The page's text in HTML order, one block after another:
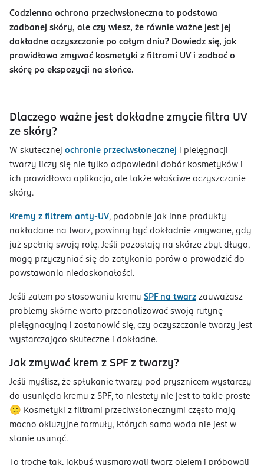
Codzienna ochrona przeciwsłoneczna to podstawa
zadbanej skóry, ale czy wiesz, że równie ważne jest jej
dokładne oczyszczanie po całym dniu? Dowiedz się, jak
prawidłowo zmywać kosmetyki z filtrami UV i zadbać o
skórę po ekspozycji na słońce.
Dlaczego ważne jest dokładne zmycie filtra UV
ze skóry?
W skutecznej ochronie przeciwsłonecznej i pielęgnacji
twarzy liczy się nie tylko odpowiedni dobór kosmetyków i
ich prawidłowa aplikacja, ale także właściwe oczyszczanie
skóry.
Kremy z filtrem anty-UV, podobnie jak inne produkty
nakładane na twarz, powinny być dokładnie zmywane, gdy
już spełnią swoją rolę. Jeśli pozostają na skórze zbyt długo,
mogą przyczyniać się do zatykania porów o prowadzić do
powstawania niedoskonałości.
Jeśli zatem po stosowaniu kremu SPF na twarz zauważasz
problemy skórne warto przeanalizować swoją rutynę
pielęgnacyjną i zastanowić się, czy oczyszczanie twarzy jest
wystarczająco skuteczne i dokładne.
Jak zmywać krem z SPF z twarzy?
Jeśli myślisz, że spłukanie twarzy pod prysznicem wystarczy
do usunięcia kremu z SPF, to niestety nie jest to takie proste
😕 Kosmetyki z filtrami przeciwsłonecznymi często mają
mocno okluzyjne formuły, których sama woda nie jest w
stanie usunąć.
To trochę tak, jakbyś wysmarowali twarz olejem i próbowali